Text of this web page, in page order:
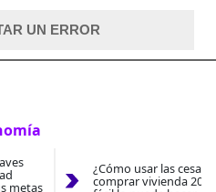
UN ERROR
metas
¿Cómo usar las
comprar vivienda